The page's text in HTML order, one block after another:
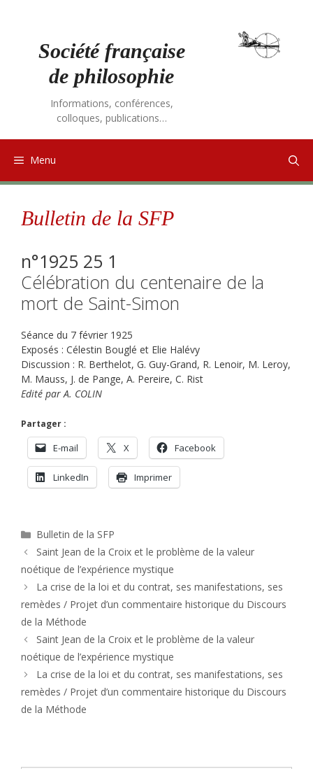
Société française
de philosophie
Informations, conférences,
colloques, publications…
Menu
Bulletin de la SFP
n°1925 25 1
Célébration du centenaire de la
mort de Saint-Simon
Séance du 7 février 1925
Exposés : Célestin Bouglé et Elie Halévy
Discussion : R. Berthelot, G. Guy-Grand, R. Lenoir, M. Leroy,
M. Mauss, J. de Pange, A. Pereire, C. Rist
Edité par A. COLIN
Partager :
E-mail X Facebook
LinkedIn Imprimer
Catégories
Bulletin de la SFP
Saint Jean de la Croix et le problème de la valeur
noétique de l’expérience mystique
La crise de la loi et du contrat, ses manifestations, ses
remèdes / Projet d’un commentaire historique du Discours
de la Méthode
Saint Jean de la Croix et le problème de la valeur
noétique de l’expérience mystique
La crise de la loi et du contrat, ses manifestations, ses
remèdes / Projet d’un commentaire historique du Discours
de la Méthode